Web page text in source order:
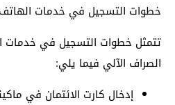
خطوات التسجيل في خدمات الهاتف
تتمثل خطوات التسجيل في خدمات
الصراف الآلي فيما يلي: